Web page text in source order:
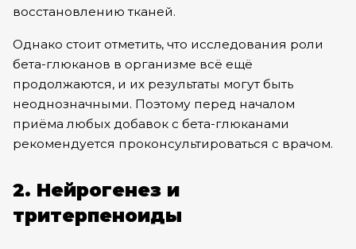
восстановлению тканей.
Однако стоит отметить, что исследования роли
бета-глюканов в организме всё ещё
продолжаются, и их результаты могут быть
неоднозначными. Поэтому перед началом
приёма любых добавок с бета-глюканами
рекомендуется проконсультироваться с врачом.
2. Нейрогенез и
тритерпеноиды